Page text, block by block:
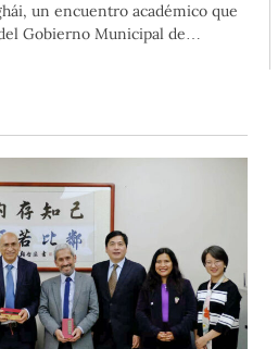
un encuentro académico que
Gobierno Municipal de
peruanas para